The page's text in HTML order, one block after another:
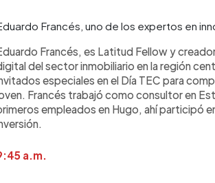
Francés, uno de los expertos en
Francés, es Latitud Fellow y
del sector inmobiliario en la región
especiales en el Día TEC para
Francés trabajó como consultor en
empleados en Hugo, ahí participó
a.m.